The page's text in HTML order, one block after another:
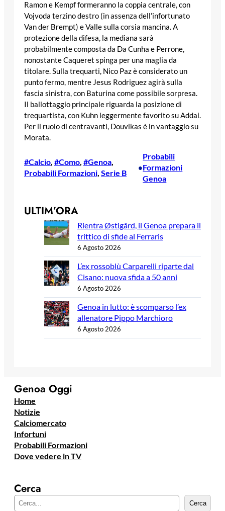
Ramon e Kempf formeranno la coppia centrale, con
Vojvoda terzino destro (in assenza dell’infortunato
Van der Brempt) e Valle sulla corsia mancina. A
protezione della difesa, la mediana sarà
probabilmente composta da Da Cunha e Perrone,
nonostante Caqueret spinga per una maglia da
titolare. Sulla trequarti, Nico Paz è considerato un
punto fermo, mentre Jesus Rodriguez agirà sulla
fascia sinistra, con Baturina come possibile sorpresa.
Il ballottaggio principale riguarda la posizione di
trequartista, con Kuhn leggermente favorito su Addai.
Per il ruolo di centravanti, Douvikas è in vantaggio su
Morata.
#Calcio #Como #Genoa
Probabili Formazioni Serie B
•
Probabili
Formazioni
Genoa
ULTIM’ORA
Rientra Østigård, il Genoa prepara il
trittico di sfide al Ferraris
6 Agosto 2026
L’ex rossoblù Carparelli riparte dal
Cisano: nuova sfida a 50 anni
6 Agosto 2026
Genoa in lutto: è scomparso l’ex
allenatore Pippo Marchioro
6 Agosto 2026
Genoa Oggi
Home
Notizie
Calciomercato
Infortuni
Probabili Formazioni
Dove vedere in TV
Cerca
Cerca